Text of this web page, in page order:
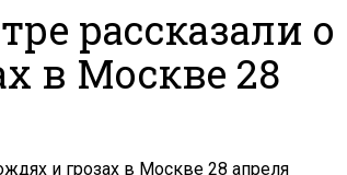
рассказали о
в Москве 28